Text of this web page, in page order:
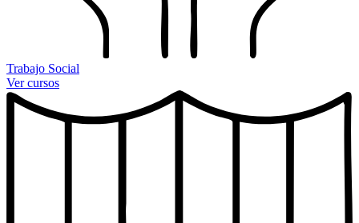
Trabajo Social
Ver cursos